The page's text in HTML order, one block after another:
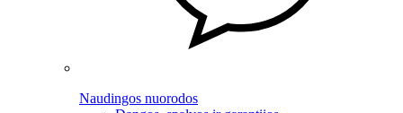
Naudingos nuorodos